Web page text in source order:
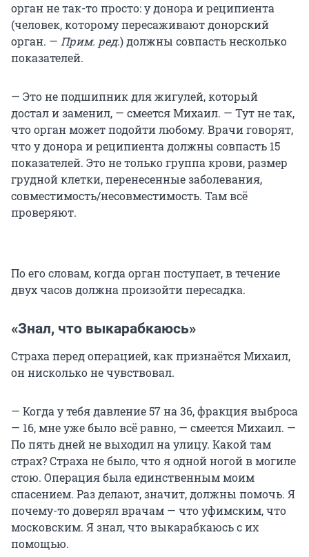
орган не так-то просто: у донора и реципиента
(человек, которому пересаживают донорский
орган. — Прим. ред.) должны совпасть несколько
показателей.
— Это не подшипник для жигулей, который
достал и заменил, — смеется Михаил. — Тут не так,
что орган может подойти любому. Врачи говорят,
что у донора и реципиента должны совпасть 15
показателей. Это не только группа крови, размер
грудной клетки, перенесенные заболевания,
совместимость/несовместимость. Там всё
проверяют.
По его словам, когда орган поступает, в течение
двух часов должна произойти пересадка.
«Знал, что выкарабкаюсь»
Страха перед операцией, как признаётся Михаил,
он нисколько не чувствовал.
— Когда у тебя давление 57 на 36, фракция выброса
— 16, мне уже было всё равно, — смеется Михаил. —
По пять дней не выходил на улицу. Какой там
страх? Страха не было, что я одной ногой в могиле
стою. Операция была единственным моим
спасением. Раз делают, значит, должны помочь. Я
почему-то доверял врачам — что уфимским, что
московским. Я знал, что выкарабкаюсь с их
помощью.